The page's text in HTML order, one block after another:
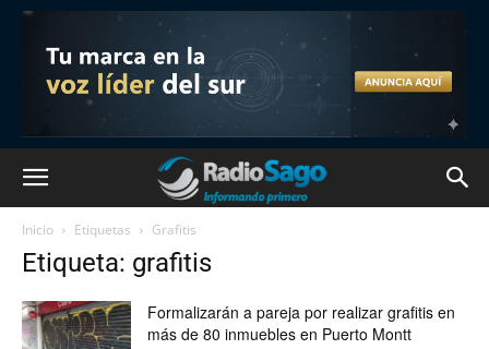
Inicio Etiquetas Grafitis
Etiqueta: grafitis
Formalizarán a pareja por realizar grafitis en
más de 80 inmuebles en Puerto Montt